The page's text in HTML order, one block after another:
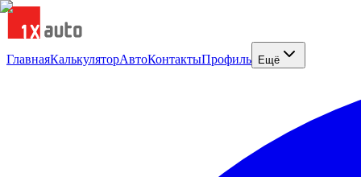
ГлавнаяКалькуляторАвтоКонтактыПрофиль Ещё